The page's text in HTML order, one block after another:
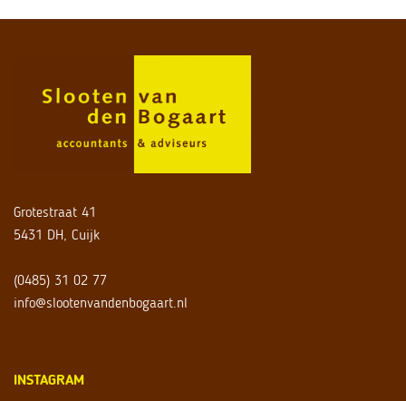
Grotestraat 41
5431 DH, Cuijk
(0485) 31 02 77
info@slootenvandenbogaart.nl
INSTAGRAM